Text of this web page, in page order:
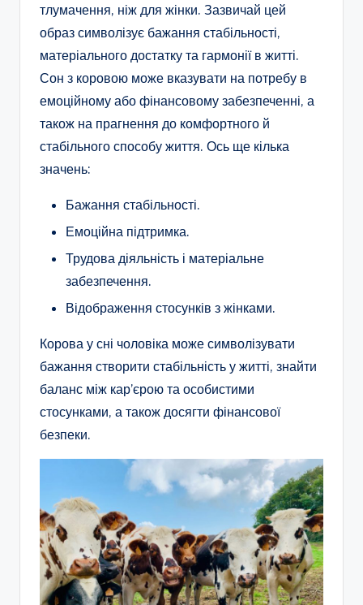
тлумачення, ніж для жінки. Зазвичай цей
образ символізує бажання стабільності,
матеріального достатку та гармонії в житті.
Сон з коровою може вказувати на потребу в
емоційному або фінансовому забезпеченні, а
також на прагнення до комфортного й
стабільного способу життя. Ось ще кілька
значень:
Бажання стабільності.
Емоційна підтримка.
Трудова діяльність і матеріальне
забезпечення.
Відображення стосунків з жінками.
Корова у сні чоловіка може символізувати
бажання створити стабільність у житті, знайти
баланс між кар’єрою та особистими
стосунками, а також досягти фінансової
безпеки.